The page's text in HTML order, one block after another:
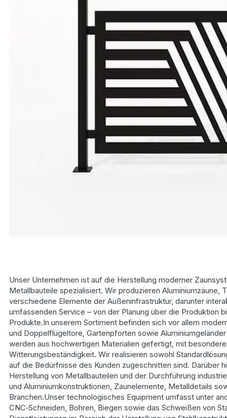
Unser Unternehmen ist auf die Herstellung moderner
Metallbauteile spezialisiert. Wir produzieren Aluminiumzäune,
verschiedene Elemente der Außeninfrastruktur, darunter
umfassenden Service – von der Planung über die Produktion
Produkte.In unserem Sortiment befinden sich vor allem
und Doppelflügeltore, Gartenpforten sowie
werden aus hochwertigen Materialien gefertigt, mit
Witterungsbeständigkeit. Wir realisieren sowohl
auf die Bedürfnisse des Kunden zugeschnitten sind. Darüber
Herstellung von Metallbauteilen und der Durchführung
und Aluminiumkonstruktionen, Zaunelemente, Metalldetails
Branchen.Unser technologisches Equipment umfasst unter
CNC‑Schneiden, Bohren, Biegen sowie das Schweißen von